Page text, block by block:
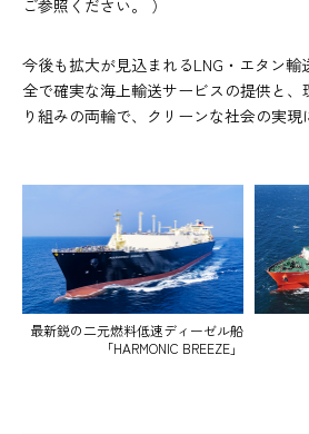
ご参照ください。 ）
今後も拡大が見込まれるLNG・エタン
全で確実な海上輸送サービスの提供と
り組みの両輪で、クリーンな社会の実現
最新鋭の二元燃料低速ディーゼル船
「HARMONIC BREEZE」